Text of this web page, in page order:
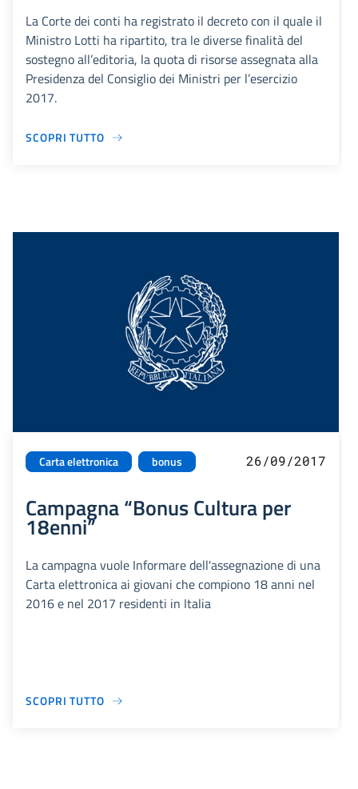
La Corte dei conti ha registrato il decreto con il quale il
Ministro Lotti ha ripartito, tra le diverse finalità del
sostegno all’editoria, la quota di risorse assegnata alla
Presidenza del Consiglio dei Ministri per l’esercizio
2017.
SCOPRI TUTTO
Carta elettronica bonus 26/09/2017
Campagna “Bonus Cultura per
18enni”
La campagna vuole Informare dell'assegnazione di una
Carta elettronica ai giovani che compiono 18 anni nel
2016 e nel 2017 residenti in Italia
SCOPRI TUTTO